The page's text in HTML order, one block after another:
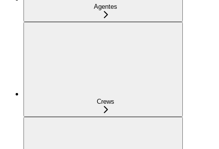
Agentes
Crews